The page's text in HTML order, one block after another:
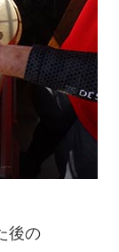
後の